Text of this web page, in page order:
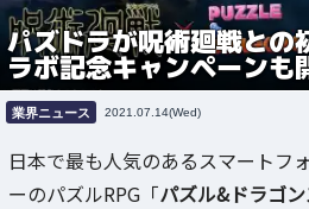
パズドラが呪術廻戦との
ラボ記念キャンペーンも
業界ニュース 2021.07.14(Wed)
日本で最も人気のあるスマートフ
ーのパズルRPG「パズル&ドラゴ